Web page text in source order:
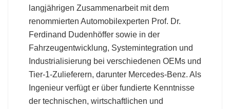
langjährigen Zusammenarbeit mit dem
renommierten Automobilexperten Prof. Dr.
Ferdinand Dudenhöffer sowie in der
Fahrzeugentwicklung, Systemintegration und
Industrialisierung bei verschiedenen OEMs und
Tier-1-Zulieferern, darunter Mercedes-Benz. Als
Ingenieur verfügt er über fundierte Kenntnisse
der technischen, wirtschaftlichen und